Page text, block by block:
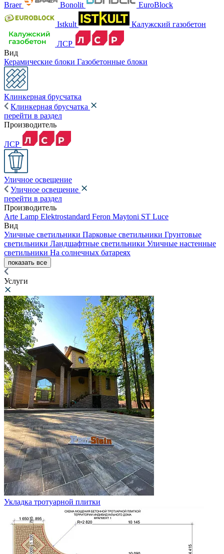
Braer Bonolit EuroBlock
Istkult Калужский газобетон
ЛСР
Вид
Керамические блоки Газобетонные блоки
Клинкерная брусчатка
Клинкерная брусчатка
перейти в раздел
Производитель
ЛСР
Уличное освещение
Уличное освещение
перейти в раздел
Производитель
Arte Lamp Elektrostandard Feron Maytoni ST Luce
Вид
Уличные светильники Парковые светильники Грунтовые
светильники Ландшафтные светильники Уличные настенные
светильники На солнечных батареях
показать все
Услуги
Укладка тротуарной плитки